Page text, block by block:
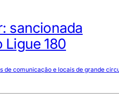
sancionada
180
de comunicação e locais de grande